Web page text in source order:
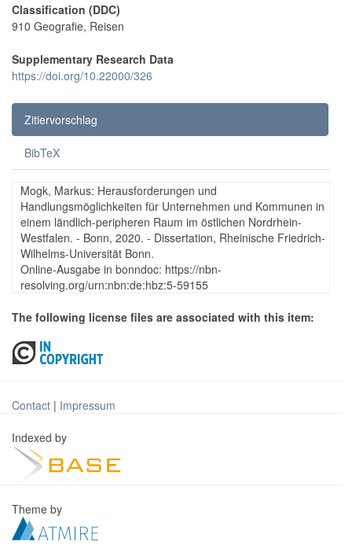
Classification (DDC)
910 Geografie, Reisen
Supplementary Research Data
https://doi.org/10.22000/326
Zitiervorschlag
BibTeX
Mogk, Markus: Herausforderungen und
Handlungsmöglichkeiten für Unternehmen und Kommunen in
einem ländlich-peripheren Raum im östlichen Nordrhein-
Westfalen. - Bonn, 2020. - Dissertation, Rheinische Friedrich-
Wilhelms-Universität Bonn.
Online-Ausgabe in bonndoc: https://nbn-
resolving.org/urn:nbn:de:hbz:5-59155
The following license files are associated with this item:
Contact | Impressum
Indexed by
Theme by